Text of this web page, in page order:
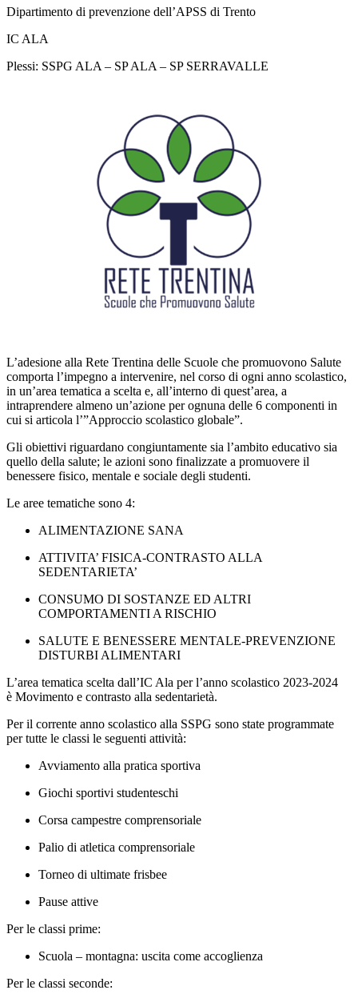
Dipartimento di prevenzione dell’APSS di Trento
IC ALA
Plessi: SSPG ALA – SP ALA – SP SERRAVALLE
L’adesione alla Rete Trentina delle Scuole che promuovono Salute
comporta l’impegno a intervenire, nel corso di ogni anno scolastico,
in un’area tematica a scelta e, all’interno di quest’area, a
intraprendere almeno un’azione per ognuna delle 6 componenti in
cui si articola l’”Approccio scolastico globale”.
Gli obiettivi riguardano congiuntamente sia l’ambito educativo sia
quello della salute; le azioni sono finalizzate a promuovere il
benessere fisico, mentale e sociale degli studenti.
Le aree tematiche sono 4:
ALIMENTAZIONE SANA
ATTIVITA’ FISICA-CONTRASTO ALLA
SEDENTARIETA’
CONSUMO DI SOSTANZE ED ALTRI
COMPORTAMENTI A RISCHIO
SALUTE E BENESSERE MENTALE-PREVENZIONE
DISTURBI ALIMENTARI
L’area tematica scelta dall’IC Ala per l’anno scolastico 2023-2024
è Movimento e contrasto alla sedentarietà.
Per il corrente anno scolastico alla SSPG sono state programmate
per tutte le classi le seguenti attività:
Avviamento alla pratica sportiva
Giochi sportivi studenteschi
Corsa campestre comprensoriale
Palio di atletica comprensoriale
Torneo di ultimate frisbee
Pause attive
Per le classi prime:
Scuola – montagna: uscita come accoglienza
Per le classi seconde: